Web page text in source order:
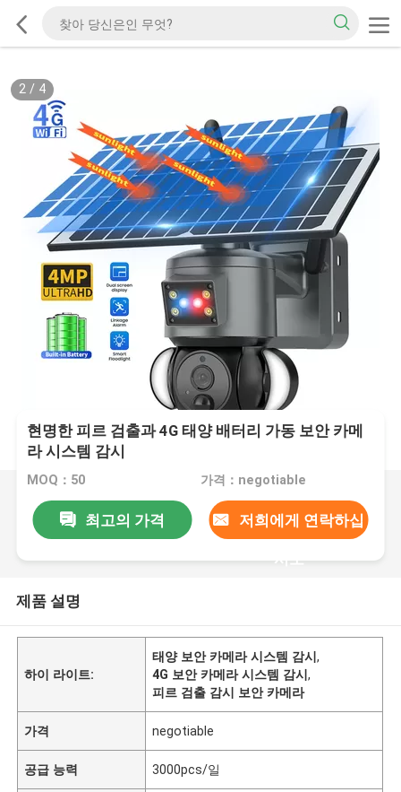
2/ 4
현명한 피르 검출과 4G 태양 배터리 가동 보안 카메
라 시스템 감시
MOQ：50 가격：negotiable
최고의 가격 저희에게 연락하십
시오
제품 설명
하이 라이트:
태양 보안 카메라 시스템 감시,
4G 보안 카메라 시스템 감시,
피르 검출 감시 보안 카메라
가격 negotiable
공급 능력 3000pcs/일